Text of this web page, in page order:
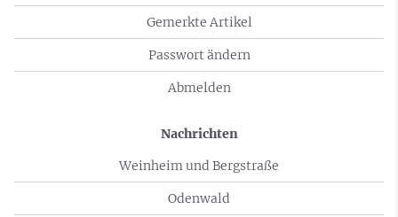
Gemerkte Artikel
Passwort ändern
Abmelden
Nachrichten
Weinheim und Bergstraße
Odenwald